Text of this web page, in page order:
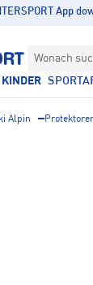
App
Wonach
KINDER
Alpin